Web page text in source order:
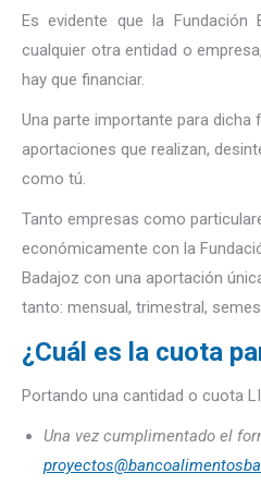
Es evidente que la Fundación
cualquier otra entidad o
hay que financiar.
Una parte importante para dicha
aportaciones que realizan,
como tú.
Tanto empresas como
económicamente con la
Badajoz con una aportación
tanto: mensual, trimestral,
¿Cuál es la cuota
Portando una cantidad o cuota
Una vez cumplimentado el